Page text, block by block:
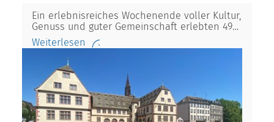
Ein erlebnisreiches Wochenende voller Kultur,
Genuss und guter Gemeinschaft erlebten 49…
Weiterlesen